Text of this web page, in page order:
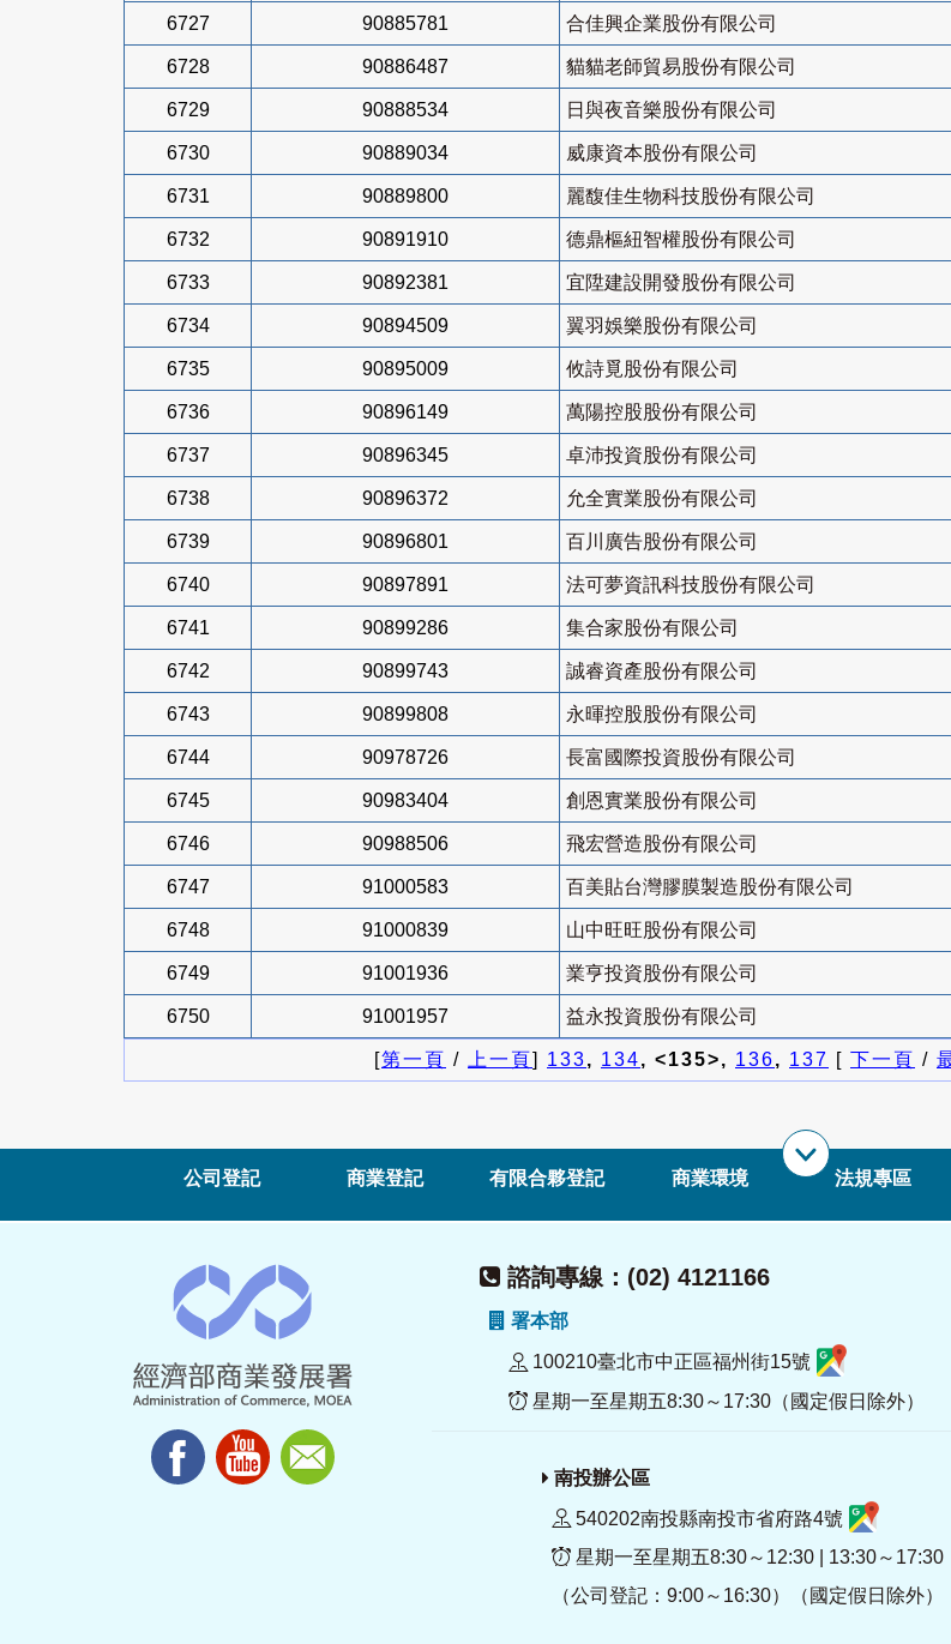
6727 90885781 合佳興企業股份有限公司
6728 90886487 貓貓老師貿易股份有限公司
6729 90888534 日與夜音樂股份有限公司
6730 90889034 威康資本股份有限公司
6731 90889800 麗馥佳生物科技股份有限公司
6732 90891910 德鼎樞紐智權股份有限公司
6733 90892381 宜陞建設開發股份有限公司
6734 90894509 翼羽娛樂股份有限公司
6735 90895009 攸詩覓股份有限公司
6736 90896149 萬陽控股股份有限公司
6737 90896345 卓沛投資股份有限公司
6738 90896372 允全實業股份有限公司
6739 90896801 百川廣告股份有限公司
6740 90897891 法可夢資訊科技股份有限公司
6741 90899286 集合家股份有限公司
6742 90899743 誠睿資產股份有限公司
6743 90899808 永暉控股股份有限公司
6744 90978726 長富國際投資股份有限公司
6745 90983404 創恩實業股份有限公司
6746 90988506 飛宏營造股份有限公司
6747 91000583 百美貼台灣膠膜製造股份有限公司
6748 91000839 山中旺旺股份有限公司
6749 91001936 業亨投資股份有限公司
6750 91001957 益永投資股份有限公司
[第一頁 / 上一頁] 133, 134, <135>, 136, 137 [ 下一頁 /
公司登記 商業登記 有限合夥登記 商業環境 法規專區
諮詢專線：(02) 4121166
署本部
100210臺北市中正區福州街15號
星期一至星期五8:30～17:30（國定假日除外）
南投辦公區
540202南投縣南投市省府路4號
星期一至星期五8:30～12:30 | 13:30～17:30
（公司登記：9:00～16:30）（國定假日除外）